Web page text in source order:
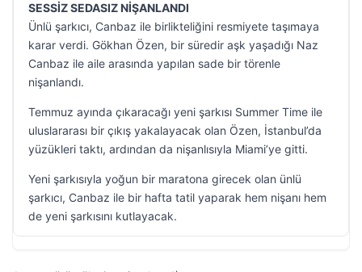
SESSİZ SEDASIZ NİŞANLANDI
Ünlü şarkıcı, Canbaz ile birlikteliğini resmiyete taşımaya
karar verdi. Gökhan Özen, bir süredir aşk yaşadığı Naz
Canbaz ile aile arasında yapılan sade bir törenle
nişanlandı.
Temmuz ayında çıkaracağı yeni şarkısı Summer Time ile
uluslararası bir çıkış yakalayacak olan Özen, İstanbul’da
yüzükleri taktı, ardından da nişanlısıyla Miami’ye gitti.
Yeni şarkısıyla yoğun bir maratona girecek olan ünlü
şarkıcı, Canbaz ile bir hafta tatil yaparak hem nişanı hem
de yeni şarkısını kutlayacak.